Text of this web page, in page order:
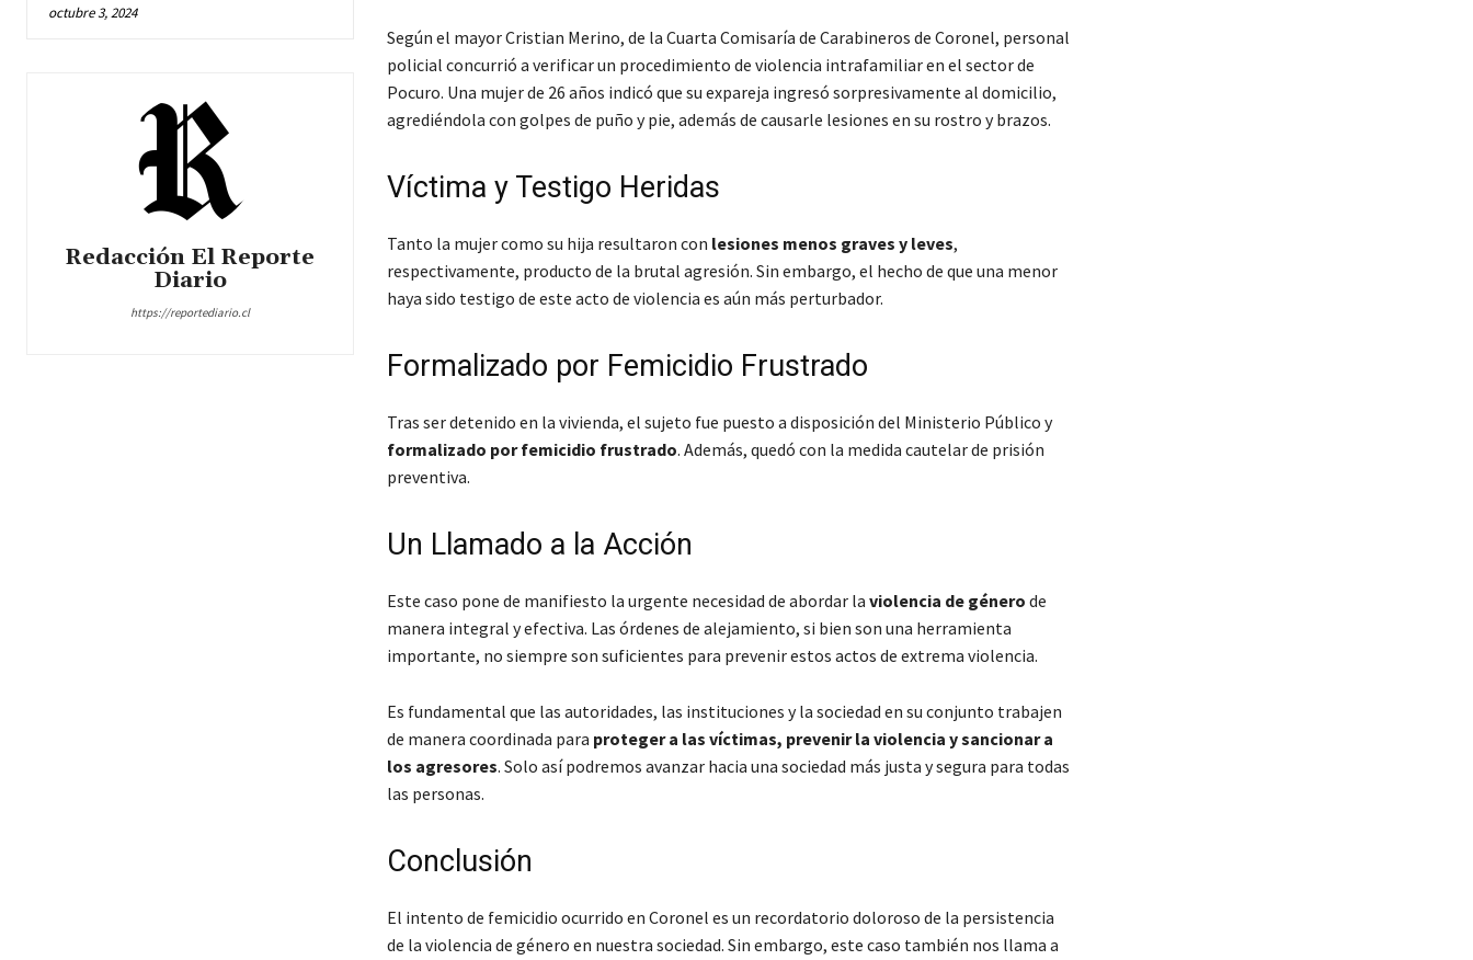
octubre 3, 2024
Redacción El Reporte
Diario
https://reportediario.cl
Según el mayor Cristian Merino, de la Cuarta Comisaría de Carabineros de Coronel, personal
policial concurrió a verificar un procedimiento de violencia intrafamiliar en el sector de
Pocuro. Una mujer de 26 años indicó que su expareja ingresó sorpresivamente al domicilio,
agrediéndola con golpes de puño y pie, además de causarle lesiones en su rostro y brazos.
Víctima y Testigo Heridas
Tanto la mujer como su hija resultaron con lesiones menos graves y leves,
respectivamente, producto de la brutal agresión. Sin embargo, el hecho de que una menor
haya sido testigo de este acto de violencia es aún más perturbador.
Formalizado por Femicidio Frustrado
Tras ser detenido en la vivienda, el sujeto fue puesto a disposición del Ministerio Público y
formalizado por femicidio frustrado. Además, quedó con la medida cautelar de prisión
preventiva.
Un Llamado a la Acción
Este caso pone de manifiesto la urgente necesidad de abordar la violencia de género de
manera integral y efectiva. Las órdenes de alejamiento, si bien son una herramienta
importante, no siempre son suficientes para prevenir estos actos de extrema violencia.
Es fundamental que las autoridades, las instituciones y la sociedad en su conjunto trabajen
de manera coordinada para proteger a las víctimas, prevenir la violencia y sancionar a
los agresores. Solo así podremos avanzar hacia una sociedad más justa y segura para todas
las personas.
Conclusión
El intento de femicidio ocurrido en Coronel es un recordatorio doloroso de la persistencia
de la violencia de género en nuestra sociedad. Sin embargo, este caso también nos llama a